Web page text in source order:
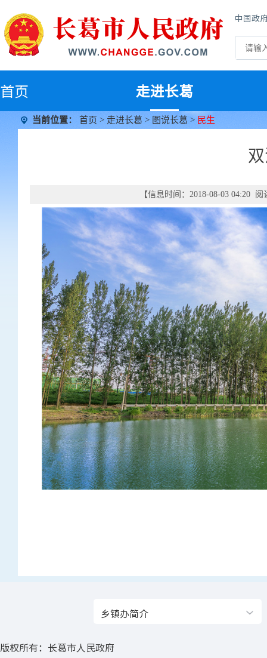
中国政
首页 走进长葛
当前位置： 首页 > 走进长葛 > 图说长葛 > 民生
【信息时间：2018-08-03 04:20
乡镇办简介
版权所有：长葛市人民政府